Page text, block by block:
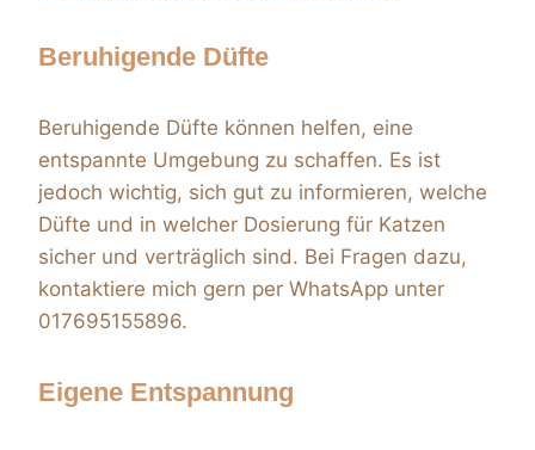
Beruhigende Düfte
Beruhigende Düfte können helfen, eine
entspannte Umgebung zu schaffen. Es ist
jedoch wichtig, sich gut zu informieren, welche
Düfte und in welcher Dosierung für Katzen
sicher und verträglich sind. Bei Fragen dazu,
kontaktiere mich gern per WhatsApp unter
017695155896.
Eigene Entspannung